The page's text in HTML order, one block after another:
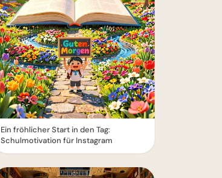
Ein fröhlicher Start in den Tag:
Schulmotivation für Instagram